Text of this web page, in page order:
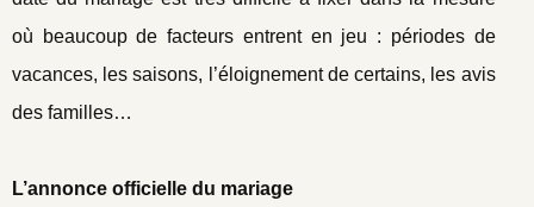
où beaucoup de facteurs entrent en jeu : périodes de
vacances, les saisons, l’éloignement de certains, les avis
des familles…
L’annonce officielle du mariage